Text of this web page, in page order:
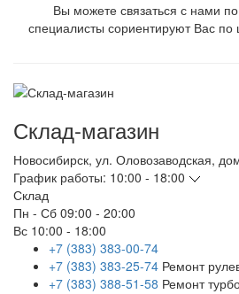
Вы можете связаться с нами
специалисты сориентируют Вас по
Склад-магазин
Новосибирск, ул. Оловозаводская,
График работы: 10:00 - 18:00
Склад
Пн - Сб 09:00 - 20:00
Вс 10:00 - 18:00
+7 (383) 383-00-74
+7 (383) 383-25-74 Ремонт
+7 (383) 388-51-58 Ремонт